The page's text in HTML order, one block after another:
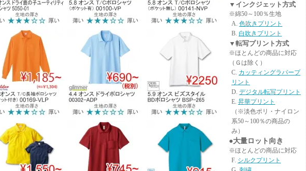
▼インクジェット方式
※綿50～100％生地
色吹きプリント
白吹きプリント
▼転写プリント方式
※ほとんどの商品に対応
（Ｇは除く）
カッティングラバープ
リント
デジタル転写プリント
昇華プリント
（※淡色ポリ・ナイロン
系50～100％の商品の
み）
●大量ロット向き
※ほとんどの商品に対応
シルクプリント